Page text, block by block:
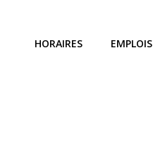
HORAIRES EMPLOIS